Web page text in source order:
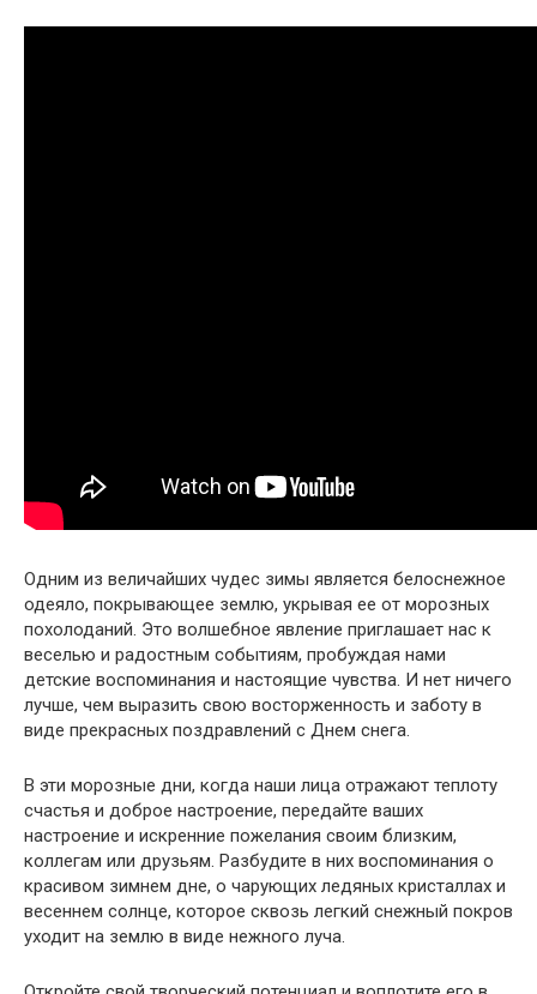
Одним из величайших чудес зимы является белоснежное
одеяло, покрывающее землю, укрывая ее от морозных
похолоданий. Это волшебное явление приглашает нас к
веселью и радостным событиям, пробуждая нами
детские воспоминания и настоящие чувства. И нет ничего
лучше, чем выразить свою восторженность и заботу в
виде прекрасных поздравлений с Днем снега.
В эти морозные дни, когда наши лица отражают теплоту
счастья и доброе настроение, передайте ваших
настроение и искренние пожелания своим близким,
коллегам или друзьям. Разбудите в них воспоминания о
красивом зимнем дне, о чарующих ледяных кристаллах и
весеннем солнце, которое сквозь легкий снежный покров
уходит на землю в виде нежного луча.